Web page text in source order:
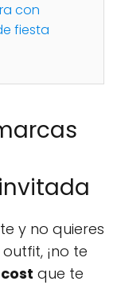
con
fiesta
y no quieres
¡no te
que te